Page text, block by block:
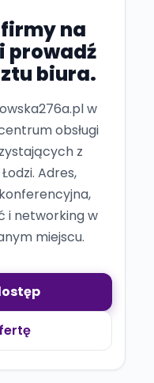
na
prowadź
biura.
w
obsługi
z
Adres,
i networking w
miejscu.